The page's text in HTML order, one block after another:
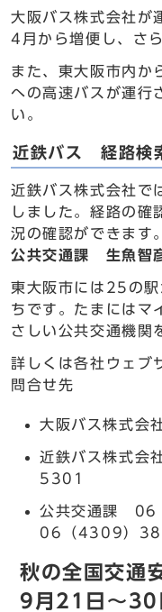
大阪バス株式会社が
4月から増便し、さ
また、東大阪市内か
への高速バスが運行
い。
近鉄バス 経路検
近鉄バス株式会社で
しました。経路の確
況の確認ができます。
公共交通課 生魚智
東大阪市には25の駅
ちです。たまにはマ
さしい公共交通機関
詳しくは各社ウェブ
問合せ先
大阪バス株式
近鉄バス株式
5301
公共交通課 06
06（4309）
秋の全国交通
9月21日～30